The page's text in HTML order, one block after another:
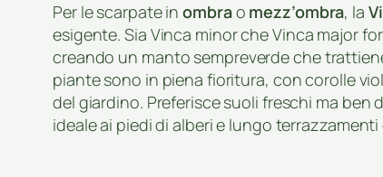
Per le scarpate inombrao mezz’ombra, la
esigente. Sia Vinca minor che Vinca major
creando un manto sempreverde che
piante sono in piena fioritura, con corolle
del giardino. Preferisce suoli freschi ma ben
ideale ai piedi di alberi e lungo